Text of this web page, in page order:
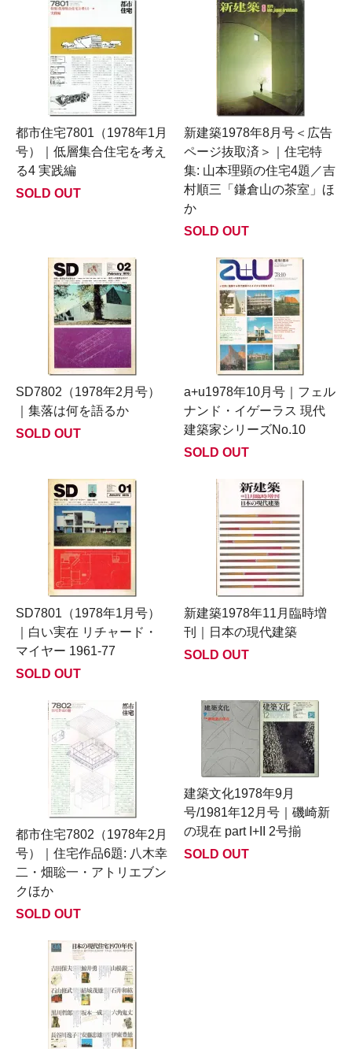
都市住宅7801（1978年1月
号）｜低層集合住宅を考え
る4 実践編
SOLD OUT
新建築1978年8月号＜広告
ページ抜取済＞｜住宅特
集: 山本理顕の住宅4題／吉
村順三「鎌倉山の茶室」ほ
か
SOLD OUT
SD7802（1978年2月号）
｜集落は何を語るか
SOLD OUT
a+u1978年10月号｜フェル
ナンド・イゲーラス 現代
建築家シリーズNo.10
SOLD OUT
SD7801（1978年1月号）
｜白い実在 リチャード・
マイヤー 1961-77
SOLD OUT
新建築1978年11月臨時増
刊｜日本の現代建築
SOLD OUT
都市住宅7802（1978年2月
号）｜住宅作品6題: 八木幸
二・畑聡一・アトリエブン
クほか
SOLD OUT
建築文化1978年9月
号/1981年12月号｜磯崎新
の現在 part I+II 2号揃
SOLD OUT